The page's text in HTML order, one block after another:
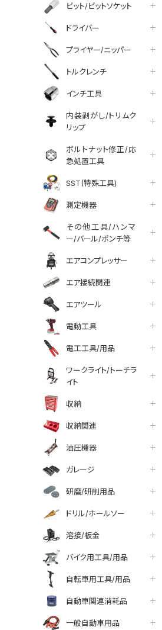
ビット/ビットソケット
ドライバー
プライヤー/ニッパー
トルクレンチ
インチ工具
内装剥がし/トリムク
リップ
ボルトナット修正/応
急処置工具
SST(特殊工具)
測定機器
その他工具/ハンマ
ー/バール/ポンチ等
エアコンプレッサー
エア接続関連
エアツール
電動工具
電工工具/用品
ワークライト/トーチラ
イト
収納
収納関連
油圧機器
ガレージ
研磨/研削用品
ドリル/ホールソー
溶接/板金
バイク用工具/用品
自転車用工具/用品
自動車関連消耗品
一般自動車用品
facebook